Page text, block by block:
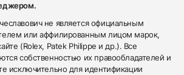
не является официальным
или аффилированным лицом марок,
(Rolex, Patek Philippe и др.). Все
собственностью их правообладателей и
исключительно для идентификации